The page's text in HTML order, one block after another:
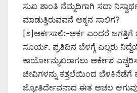
ಸುಖ ಶಾಂತಿ ನೆಮ್ಮದಿಗಾಗಿ ಸದಾ
ಮಾಡುತ್ತಿರುವವನೆ ಅಕ್ಕನ ಸಾಲಿಗ?
[೨]ಅರ್ಕಸಾಲಿ:-ಅರ್ಕ ಎಂದರೆ ಜಗತ್ತಿಗೆ
ಸೂರ್ಯ. ಪ್ರತಿದಿನ ಬೆಳಗ್ಗೆ ಎಲ್ಲರು
ಕಾರ್ಯೋನ್ಮುಖರಾಗಲು ಅರ್ಕೇಶ
ಜೀವಿಗಳನ್ನು ಕತ್ತಲೆಯಿಂದ ಬೆಳಕಿನೆಡೆಗೆ
ಜ್ಯೋತಿರ್ದೇವನಾದ ಈತ ಅಚಲ